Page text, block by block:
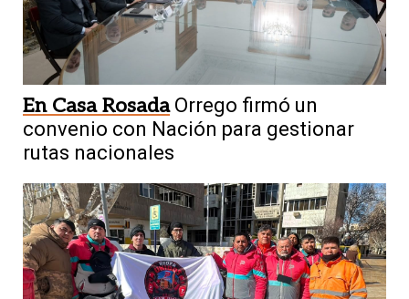
En Casa Rosada Orrego firmó un
convenio con Nación para gestionar
rutas nacionales